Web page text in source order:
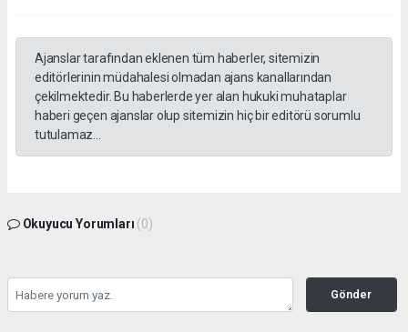
Ajanslar tarafından eklenen tüm haberler, sitemizin
editörlerinin müdahalesi olmadan ajans kanallarından
çekilmektedir. Bu haberlerde yer alan hukuki muhataplar
haberi geçen ajanslar olup sitemizin hiç bir editörü sorumlu
tutulamaz...
Okuyucu Yorumları (0)
Gönder